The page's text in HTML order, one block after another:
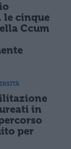
le cinque
Ccum
in
per